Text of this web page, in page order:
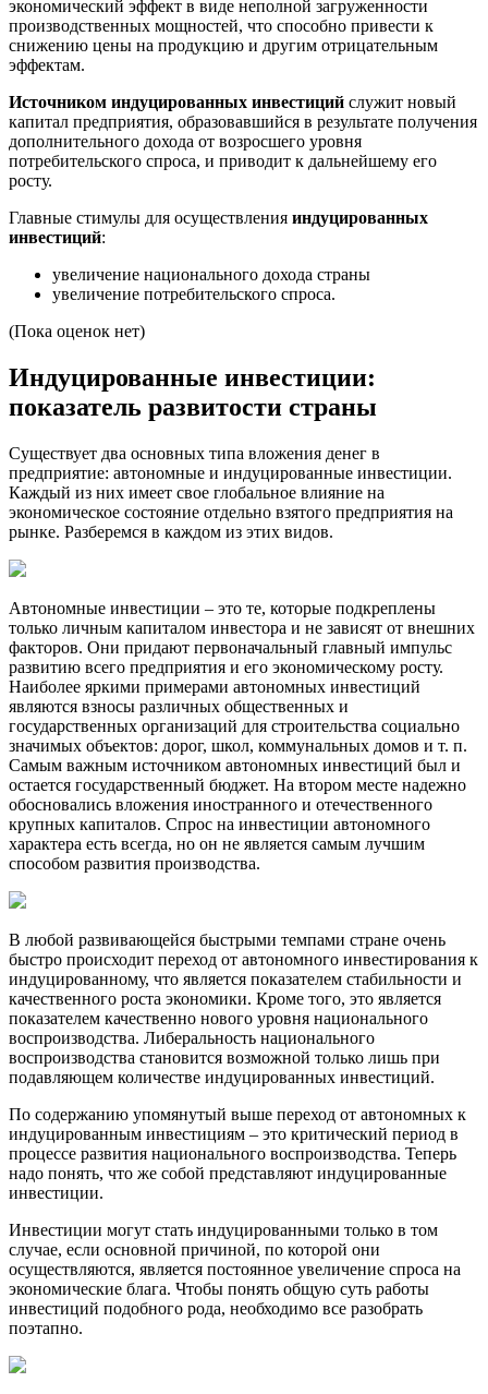
экономический эффект в виде неполной загруженности
производственных мощностей, что способно привести к
снижению цены на продукцию и другим отрицательным
эффектам.
Источником индуцированных инвестиций служит новый
капитал предприятия, образовавшийся в результате получения
дополнительного дохода от возросшего уровня
потребительского спроса, и приводит к дальнейшему его
росту.
Главные стимулы для осуществления индуцированных
инвестиций:
увеличение национального дохода страны
увеличение потребительского спроса.
(Пока оценок нет)
Индуцированные инвестиции:
показатель развитости страны
Существует два основных типа вложения денег в
предприятие: автономные и индуцированные инвестиции.
Каждый из них имеет свое глобальное влияние на
экономическое состояние отдельно взятого предприятия на
рынке. Разберемся в каждом из этих видов.
Автономные инвестиции – это те, которые подкреплены
только личным капиталом инвестора и не зависят от внешних
факторов. Они придают первоначальный главный импульс
развитию всего предприятия и его экономическому росту.
Наиболее яркими примерами автономных инвестиций
являются взносы различных общественных и
государственных организаций для строительства социально
значимых объектов: дорог, школ, коммунальных домов и т. п.
Самым важным источником автономных инвестиций был и
остается государственный бюджет. На втором месте надежно
обосновались вложения иностранного и отечественного
крупных капиталов. Спрос на инвестиции автономного
характера есть всегда, но он не является самым лучшим
способом развития производства.
В любой развивающейся быстрыми темпами стране очень
быстро происходит переход от автономного инвестирования к
индуцированному, что является показателем стабильности и
качественного роста экономики. Кроме того, это является
показателем качественно нового уровня национального
воспроизводства. Либеральность национального
воспроизводства становится возможной только лишь при
подавляющем количестве индуцированных инвестиций.
По содержанию упомянутый выше переход от автономных к
индуцированным инвестициям – это критический период в
процессе развития национального воспроизводства. Теперь
надо понять, что же собой представляют индуцированные
инвестиции.
Инвестиции могут стать индуцированными только в том
случае, если основной причиной, по которой они
осуществляются, является постоянное увеличение спроса на
экономические блага. Чтобы понять общую суть работы
инвестиций подобного рода, необходимо все разобрать
поэтапно.